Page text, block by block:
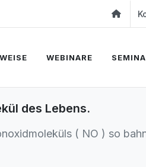
WEBINARE
des Lebens.
( NO ) so